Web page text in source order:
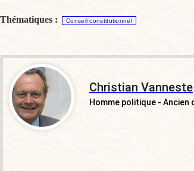
Thématiques : Conseil constitutionnel
Christian Vanneste
Homme politique - Ancien